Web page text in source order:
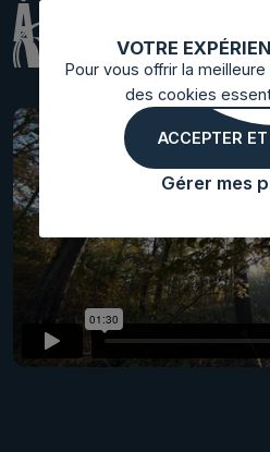
VOTRE
Pour vous offrir la
des cookies
ACCEPTER
Gérer mes
À L'ÉCOLE DE LA